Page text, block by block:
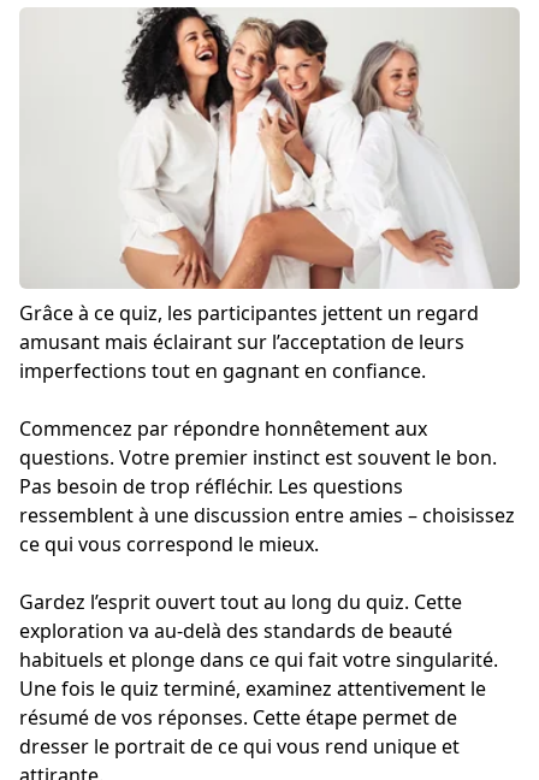
Grâce à ce quiz, les participantes jettent un regard
amusant mais éclairant sur l’acceptation de leurs
imperfections tout en gagnant en confiance.
Commencez par répondre honnêtement aux
questions. Votre premier instinct est souvent le bon.
Pas besoin de trop réfléchir. Les questions
ressemblent à une discussion entre amies – choisissez
ce qui vous correspond le mieux.
Gardez l’esprit ouvert tout au long du quiz. Cette
exploration va au-delà des standards de beauté
habituels et plonge dans ce qui fait votre singularité.
Une fois le quiz terminé, examinez attentivement le
résumé de vos réponses. Cette étape permet de
dresser le portrait de ce qui vous rend unique et